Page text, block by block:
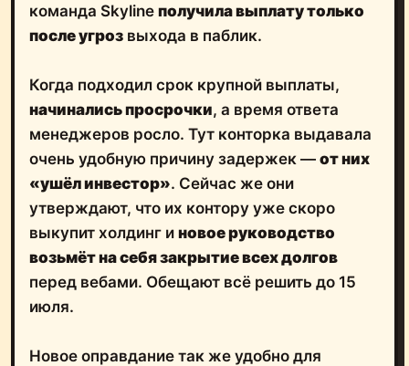
команда Skyline получила выплату только
после угроз выхода в паблик.
Когда подходил срок крупной выплаты,
начинались просрочки, а время ответа
менеджеров росло. Тут конторка выдавала
очень удобную причину задержек — от них
«ушёл инвестор». Сейчас же они
утверждают, что их контору уже скоро
выкупит холдинг и новое руководство
возьмёт на себя закрытие всех долгов
перед вебами. Обещают всё решить до 15
июля.
Новое оправдание так же удобно для